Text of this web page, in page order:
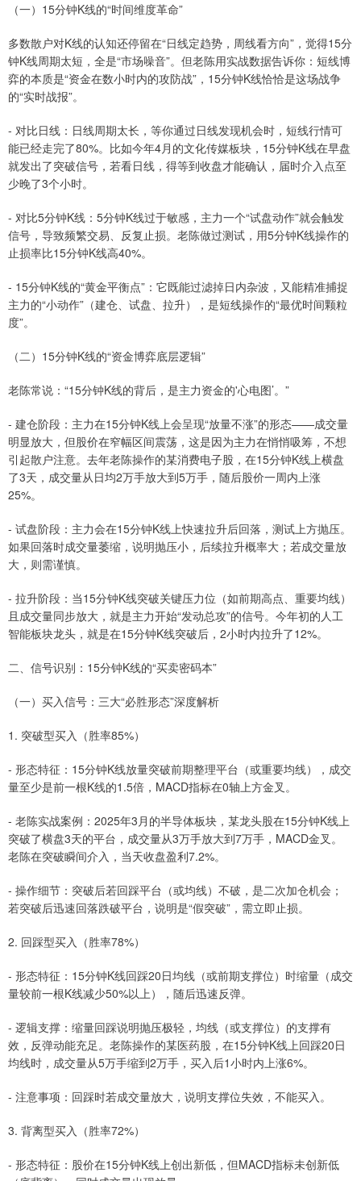
（一）15分钟K线的“时间维度革命”
多数散户对K线的认知还停留在“日线定趋势，周线看方向”，觉得15分
钟K线周期太短，全是“市场噪音”。但老陈用实战数据告诉你：短线博
弈的本质是“资金在数小时内的攻防战”，15分钟K线恰恰是这场战争
的“实时战报”。
- 对比日线：日线周期太长，等你通过日线发现机会时，短线行情可
能已经走完了80%。比如今年4月的文化传媒板块，15分钟K线在早盘
就发出了突破信号，若看日线，得等到收盘才能确认，届时介入点至
少晚了3个小时。
- 对比5分钟K线：5分钟K线过于敏感，主力一个“试盘动作”就会触发
信号，导致频繁交易、反复止损。老陈做过测试，用5分钟K线操作的
止损率比15分钟K线高40%。
- 15分钟K线的“黄金平衡点”：它既能过滤掉日内杂波，又能精准捕捉
主力的“小动作”（建仓、试盘、拉升），是短线操作的“最优时间颗粒
度”。
（二）15分钟K线的“资金博弈底层逻辑”
老陈常说：“15分钟K线的背后，是主力资金的'心电图’。”
- 建仓阶段：主力在15分钟K线上会呈现“放量不涨”的形态——成交量
明显放大，但股价在窄幅区间震荡，这是因为主力在悄悄吸筹，不想
引起散户注意。去年老陈操作的某消费电子股，在15分钟K线上横盘
了3天，成交量从日均2万手放大到5万手，随后股价一周内上涨
25%。
- 试盘阶段：主力会在15分钟K线上快速拉升后回落，测试上方抛压。
如果回落时成交量萎缩，说明抛压小，后续拉升概率大；若成交量放
大，则需谨慎。
- 拉升阶段：当15分钟K线突破关键压力位（如前期高点、重要均线）
且成交量同步放大，就是主力开始“发动总攻”的信号。今年初的人工
智能板块龙头，就是在15分钟K线突破后，2小时内拉升了12%。
二、信号识别：15分钟K线的“买卖密码本”
（一）买入信号：三大“必胜形态”深度解析
1. 突破型买入（胜率85%）
- 形态特征：15分钟K线放量突破前期整理平台（或重要均线），成交
量至少是前一根K线的1.5倍，MACD指标在0轴上方金叉。
- 老陈实战案例：2025年3月的半导体板块，某龙头股在15分钟K线上
突破了横盘3天的平台，成交量从3万手放大到7万手，MACD金叉。
老陈在突破瞬间介入，当天收盘盈利7.2%。
- 操作细节：突破后若回踩平台（或均线）不破，是二次加仓机会；
若突破后迅速回落跌破平台，说明是“假突破”，需立即止损。
2. 回踩型买入（胜率78%）
- 形态特征：15分钟K线回踩20日均线（或前期支撑位）时缩量（成交
量较前一根K线减少50%以上），随后迅速反弹。
- 逻辑支撑：缩量回踩说明抛压极轻，均线（或支撑位）的支撑有
效，反弹动能充足。老陈操作的某医药股，在15分钟K线上回踩20日
均线时，成交量从5万手缩到2万手，买入后1小时内上涨6%。
- 注意事项：回踩时若成交量放大，说明支撑位失效，不能买入。
3. 背离型买入（胜率72%）
- 形态特征：股价在15分钟K线上创出新低，但MACD指标未创新低